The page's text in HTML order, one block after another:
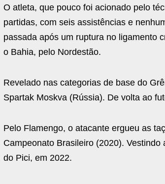
O atleta, que pouco foi acionado pelo
partidas, com seis assistências e
passada após um ruptura no ligamento
o Bahia, pelo Nordestão.
Revelado nas categorias de base do
Spartak Moskva (Rússia). De volta ao
Pelo Flamengo, o atacante ergueu as
Campeonato Brasileiro (2020).
do Pici, em 2022.